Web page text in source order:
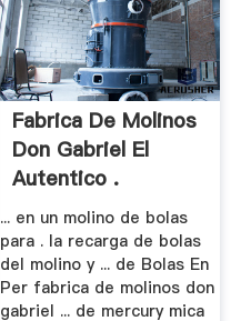
Fabrica De Molinos
Don Gabriel El
Autentico .
... en un molino de bolas
para . la recarga de bolas
del molino y ... de Bolas En
Per fabrica de molinos don
gabriel ... de mercury mica